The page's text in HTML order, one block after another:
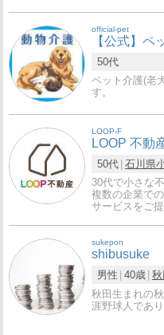
official-pet
【公式】ペ
50代
ペット介護(老
す。
LOOP-F
LOOP 不動
50代 石川県
30代で小さな
複数の企業で
サービスをご
sukepon
shibusuke
男性 40歳
秋田生まれの
涯野球人であ